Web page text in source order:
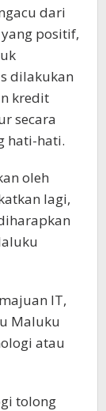
dari
positif,
dilakukan
kredit
secara
hati-hati.
oleh
lagi,
IT,
Maluku
atau
tolong